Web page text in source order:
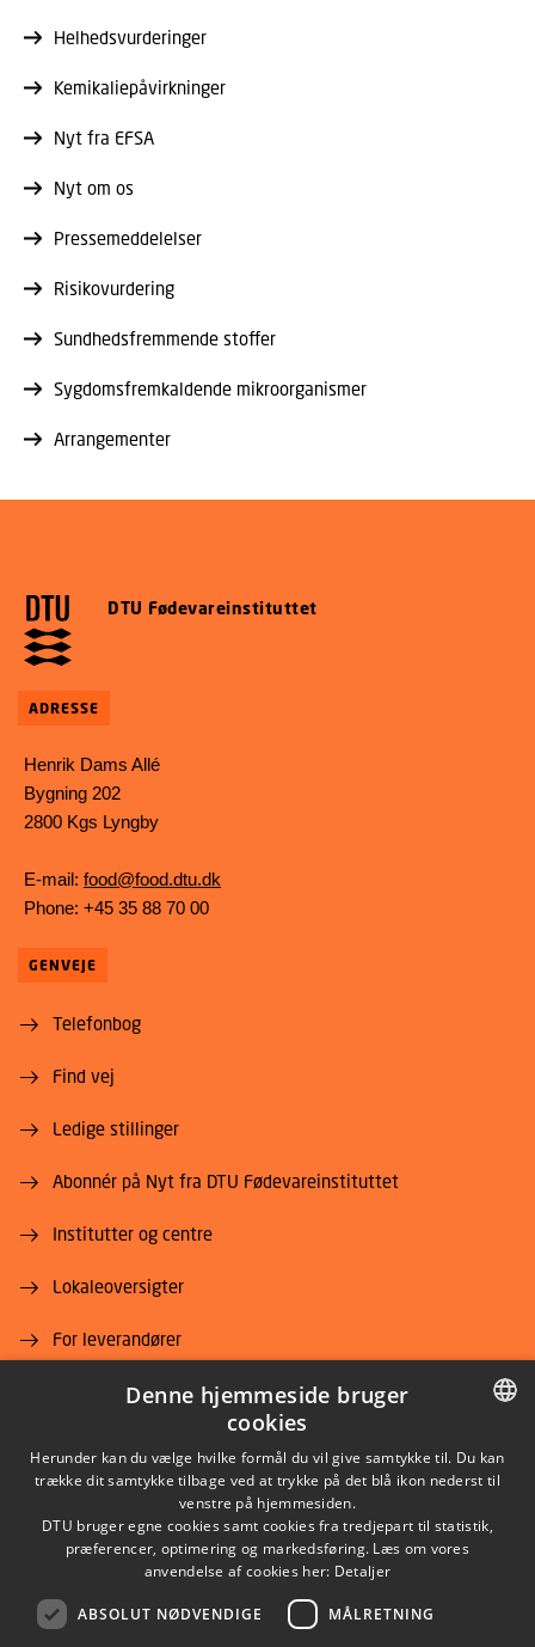
Helhedsvurderinger
Kemikaliepåvirkninger
Nyt fra EFSA
Nyt om os
Pressemeddelelser
Risikovurdering
Sundhedsfremmende stoffer
Sygdomsfremkaldende mikroorganismer
Arrangementer
DTU Fødevareinstituttet
ADRESSE
Henrik Dams Allé
Bygning 202
2800 Kgs Lyngby
E-mail: food@food.dtu.dk
Phone: +45 35 88 70 00
GENVEJE
Telefonbog
Find vej
Ledige stillinger
Abonnér på Nyt fra DTU Fødevareinstituttet
Institutter og centre
Lokaleoversigter
For leverandører
Job og karriere
LINKEDIN
YOUTUBE
DANISH
ENGLISH
Denne hjemmeside bruger
cookies
Herunder kan du vælge hvilke formål du vil give samtykke til. Du kan
trække dit samtykke tilbage ved at trykke på det blå ikon nederst til
venstre på hjemmesiden.
DTU bruger egne cookies samt cookies fra tredjepart til statistik,
præferencer, optimering og markedsføring. Læs om vores
anvendelse af cookies her: Detaljer
ABSOLUT NØDVENDIGE MÅLRETNING